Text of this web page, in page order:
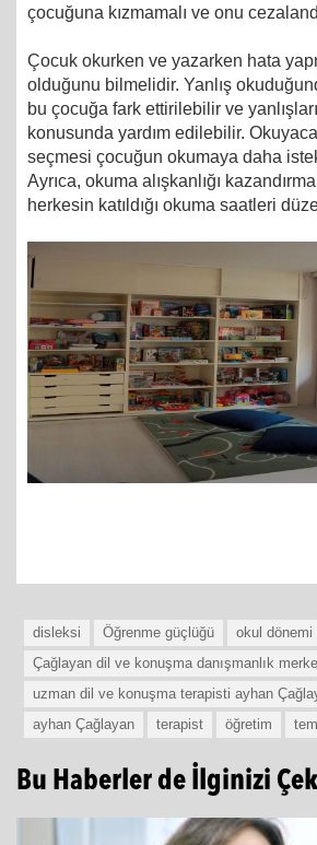
çocuğuna kızmamalı ve onu
Çocuk okurken ve yazarken hata
olduğunu bilmelidir. Yanlış
bu çocuğa fark ettirilebilir ve
konusunda yardım edilebilir.
seçmesi çocuğun okumaya daha
Ayrıca, okuma alışkanlığı
herkesin katıldığı okuma saatleri
disleksi Öğrenme güçlüğü
okul dönemi
Çağlayan dil ve konuşma danışmanlık
uzman dil ve konuşma terapisti ayhan
ayhan Çağlayan
terapist öğretim
Bu Haberler de İlginizi